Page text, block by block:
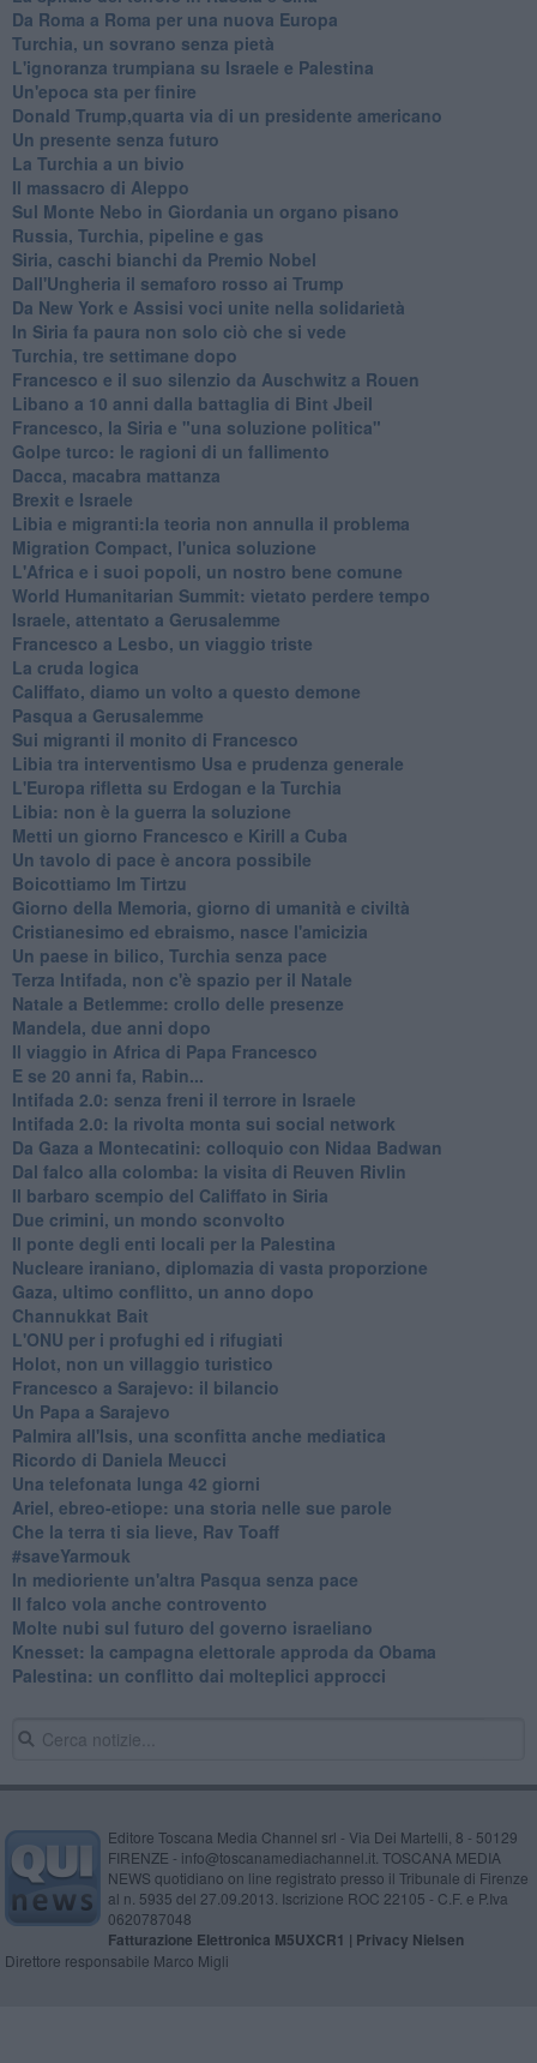
Da Roma a Roma per una nuova Europa
Turchia, un sovrano senza pietà
L'ignoranza trumpiana su Israele e Palestina
Un'epoca sta per finire
Donald Trump,quarta via di un presidente americano
Un presente senza futuro
La Turchia a un bivio
Il massacro di Aleppo
Sul Monte Nebo in Giordania un organo pisano
Russia, Turchia, pipeline e gas
Siria, caschi bianchi da Premio Nobel
Dall'Ungheria il semaforo rosso ai Trump
Da New York e Assisi voci unite nella solidarietà
In Siria fa paura non solo ciò che si vede
Turchia, tre settimane dopo
Francesco e il suo silenzio da Auschwitz a Rouen
Libano a 10 anni dalla battaglia di Bint Jbeil
Francesco, la Siria e "una soluzione politica"
Golpe turco: le ragioni di un fallimento
Dacca, macabra mattanza
Brexit e Israele
Libia e migranti:la teoria non annulla il problema
Migration Compact, l'unica soluzione
L'Africa e i suoi popoli, un nostro bene comune
World Humanitarian Summit: vietato perdere tempo
Israele, attentato a Gerusalemme
Francesco a Lesbo, un viaggio triste
La cruda logica
Califfato, diamo un volto a questo demone
Pasqua a Gerusalemme
Sui migranti il monito di Francesco
Libia tra interventismo Usa e prudenza generale
L'Europa rifletta su Erdogan e la Turchia
Libia: non è la guerra la soluzione
Metti un giorno Francesco e Kirill a Cuba
Un tavolo di pace è ancora possibile
Boicottiamo Im Tirtzu
Giorno della Memoria, giorno di umanità e civiltà
Cristianesimo ed ebraismo, nasce l'amicizia
Un paese in bilico, Turchia senza pace
Terza Intifada, non c'è spazio per il Natale
Natale a Betlemme: crollo delle presenze
Mandela, due anni dopo
Il viaggio in Africa di Papa Francesco
E se 20 anni fa, Rabin...
Intifada 2.0: senza freni il terrore in Israele
Intifada 2.0: la rivolta monta sui social network
Da Gaza a Montecatini: colloquio con Nidaa Badwan
Dal falco alla colomba: la visita di Reuven Rivlin
Il barbaro scempio del Califfato in Siria
Due crimini, un mondo sconvolto
Il ponte degli enti locali per la Palestina
Nucleare iraniano, diplomazia di vasta proporzione
Gaza, ultimo conflitto, un anno dopo
Channukkat Bait
L'ONU per i profughi ed i rifugiati
Holot, non un villaggio turistico
Francesco a Sarajevo: il bilancio
Un Papa a Sarajevo
Palmira all'Isis, una sconfitta anche mediatica
Ricordo di Daniela Meucci
​Una telefonata lunga 42 giorni
​Ariel, ebreo-etiope: una storia nelle sue parole
Che la terra ti sia lieve, Rav Toaff
​#saveYarmouk
​In medioriente un'altra Pasqua senza pace
​Il falco vola anche controvento
Molte nubi sul futuro del governo israeliano
Knesset: la campagna elettorale approda da Obama
Palestina: un conflitto dai molteplici approcci
Editore Toscana Media Channel srl - Via Dei Martelli, 8 - 50129
FIRENZE - info@toscanamediachannel.it. TOSCANA MEDIA
NEWS quotidiano on line registrato presso il Tribunale di Firenze
al n. 5935 del 27.09.2013. Iscrizione ROC 22105 - C.F. e P.Iva
0620787048
Fatturazione Elettronica M5UXCR1 | Privacy Nielsen
Direttore responsabile Marco Migli